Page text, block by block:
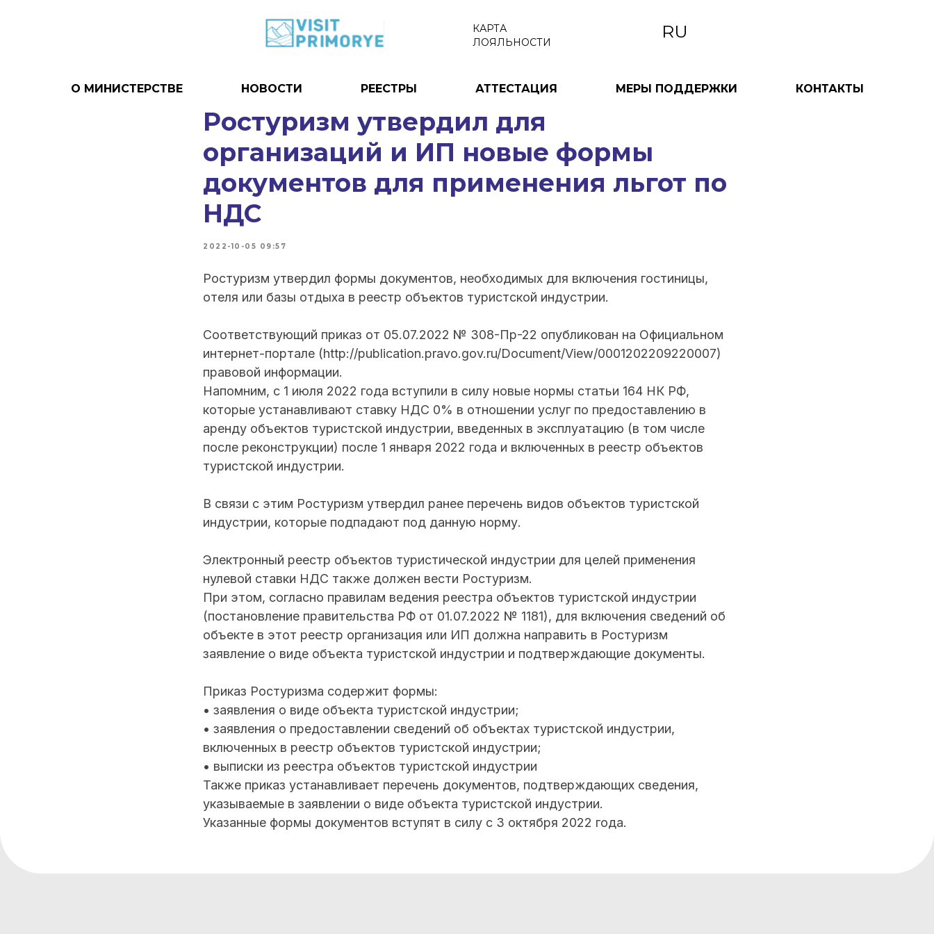
RU
КАРТА
ЛОЯЛЬНОСТИ
О МИНИСТЕРСТВЕ НОВОСТИ РЕЕСТРЫ АТТЕСТАЦИЯ МЕРЫ ПОДДЕРЖКИ КОНТАКТЫ
Ростуризм утвердил для
организаций и ИП новые формы
документов для применения льгот по
НДС
2022-10-05 09:57
Ростуризм утвердил формы документов, необходимых для включения гостиницы,
отеля или базы отдыха в реестр объектов туристской индустрии.
Соответствующий приказ от 05.07.2022 № 308-Пр-22 опубликован на Официальном
интернет-портале (http://publication.pravo.gov.ru/Document/View/0001202209220007)
правовой информации.
Напомним, с 1 июля 2022 года вступили в силу новые нормы статьи 164 НК РФ,
которые устанавливают ставку НДС 0% в отношении услуг по предоставлению в
аренду объектов туристской индустрии, введенных в эксплуатацию (в том числе
после реконструкции) после 1 января 2022 года и включенных в реестр объектов
туристской индустрии.
В связи с этим Ростуризм утвердил ранее перечень видов объектов туристской
индустрии, которые подпадают под данную норму.
Электронный реестр объектов туристической индустрии для целей применения
нулевой ставки НДС также должен вести Ростуризм.
При этом, согласно правилам ведения реестра объектов туристской индустрии
(постановление правительства РФ от 01.07.2022 № 1181), для включения сведений об
объекте в этот реестр организация или ИП должна направить в Ростуризм
заявление о виде объекта туристской индустрии и подтверждающие документы.
Приказ Ростуризма содержит формы:
• заявления о виде объекта туристской индустрии;
• заявления о предоставлении сведений об объектах туристской индустрии,
включенных в реестр объектов туристской индустрии;
• выписки из реестра объектов туристской индустрии
Также приказ устанавливает перечень документов, подтверждающих сведения,
указываемые в заявлении о виде объекта туристской индустрии.
Указанные формы документов вступят в силу с 3 октября 2022 года.